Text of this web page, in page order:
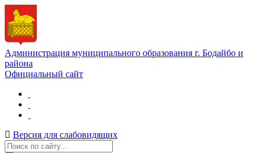
Администрация муниципального образования г. Бодайбо и
района
Официальный сайт
Версия для слабовидящих